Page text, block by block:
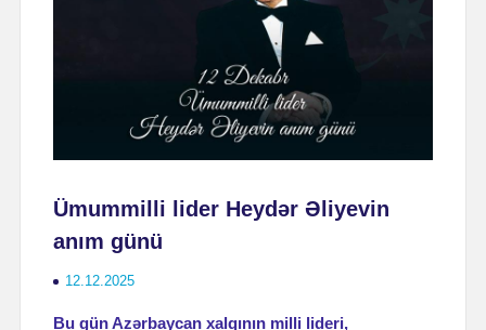
Ümummilli lider Heydər Əliyevin
anım günü
12.12.2025
Bu gün Azərbaycan xalqının milli lideri,